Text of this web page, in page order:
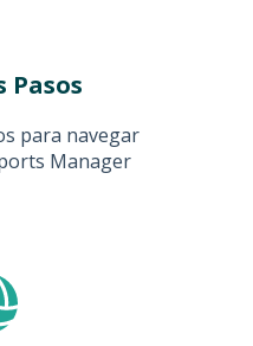
Pasos
para navegar
Manager